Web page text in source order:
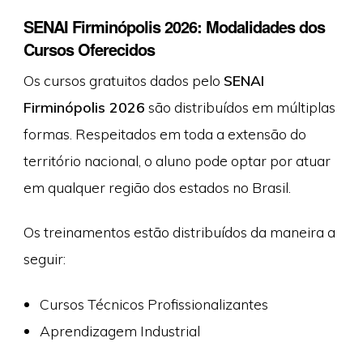
SENAI Firminópolis 2026: Modalidades dos
Cursos Oferecidos
Os cursos gratuitos dados pelo SENAI
Firminópolis 2026 são distribuídos em múltiplas
formas. Respeitados em toda a extensão do
território nacional, o aluno pode optar por atuar
em qualquer região dos estados no Brasil.
Os treinamentos estão distribuídos da maneira a
seguir:
Cursos Técnicos Profissionalizantes
Aprendizagem Industrial